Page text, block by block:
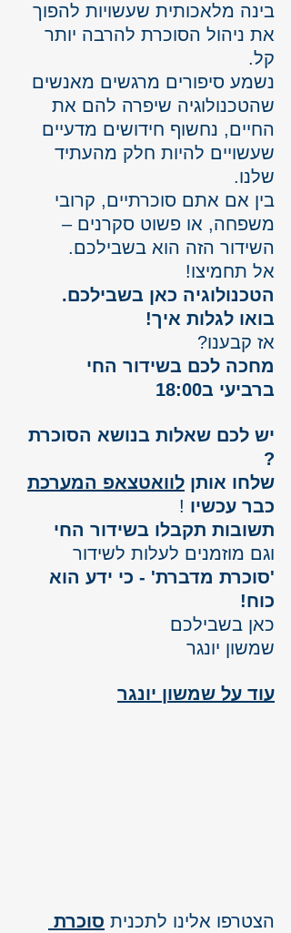
בינה מלאכותית שעשויות להפוך
את ניהול הסוכרת להרבה יותר
קל.
נשמע סיפורים מרגשים מאנשים
שהטכנולוגיה שיפרה להם את
החיים, נחשוף חידושים מדעיים
שעשויים להיות חלק מהעתיד
שלנו.
בין אם אתם סוכרתיים, קרובי
משפחה, או פשוט סקרנים –
השידור הזה הוא בשבילכם.
אל תחמיצו!
הטכנולוגיה כאן בשבילכם.
בואו לגלות איך!
אז קבענו?
מחכה לכם בשידור החי
ברביעי ב18:00
יש לכם שאלות בנושא הסוכרת
?
שלחו אותן לוואטצאפ המערכת
כבר עכשיו !
תשובות תקבלו בשידור החי
וגם מוזמנים לעלות לשידור
'סוכרת מדברת' - כי ידע הוא
כוח!
כאן בשבילכם
שמשון יונגר
עוד על שמשון יונגר
הצטרפו אלינו לתכנית סוכרת